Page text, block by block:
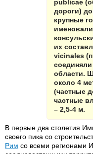
publicae
дороги)
крупные
их
vicinales
области.
около 4
(частные
частные
– 2,5-4 м.
В первые два столетия
своего пика со
Рим со всеми регионами